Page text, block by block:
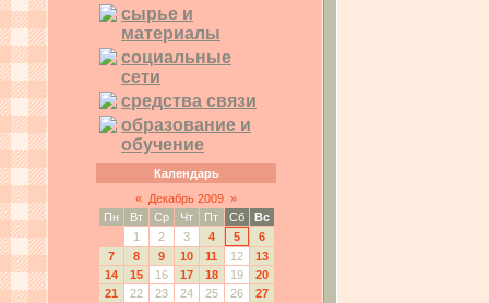
сырье и
материалы
социальные
сети
средства связи
образование и
обучение
Календарь
« Декабрь 2009 »
Пн
Вт Ср Чт Пт Сб
Вс
1
2 3 4 5
6
7
8 9 10 11 12
13
14
15 16 17 18 19
20
21
22 23 24 25 26
27